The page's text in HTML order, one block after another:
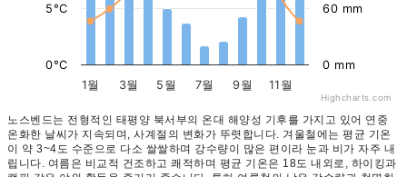
1월 3월 5월 7월 9월 11월
0°C
5°C
0 mm
60 mm
Highcharts.com
노스벤드는 전형적인 태평양 북서부의 온대 해양성 기후를 가지고 있어 연중
온화한 날씨가 지속되며, 사계절의 변화가 뚜렷합니다. 겨울철에는 평균 기온
이 약 3~4도 수준으로 다소 쌀쌀하며 강수량이 많은 편이라 눈과 비가 자주 내
립니다. 여름은 비교적 건조하고 쾌적하며 평균 기온은 18도 내외로, 하이킹과